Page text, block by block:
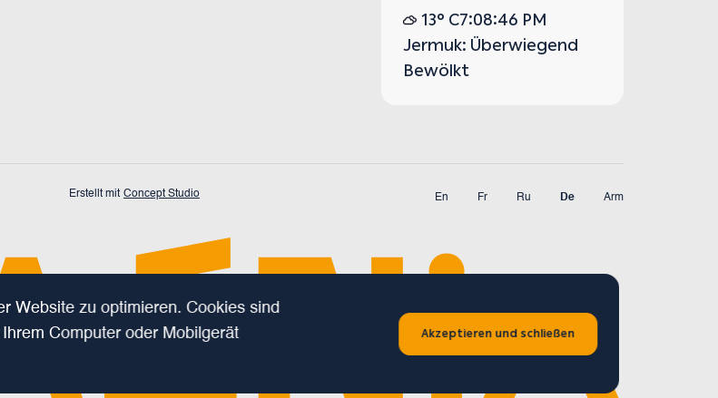
Website zu optimieren. Cookies sind
Computer oder Mobilgerät
Akzeptieren und schließen
13° C7:08:47 PM
Jermuk: Überwiegend
Bewölkt
Erstellt mit Concept Studio En Fr Ru De Arm